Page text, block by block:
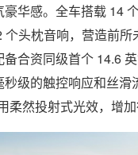
华感。全车搭载 14
个头枕音响，营造前
合资同级首个 14.6
级的触控响应和丝滑
柔然投射式光效，增加